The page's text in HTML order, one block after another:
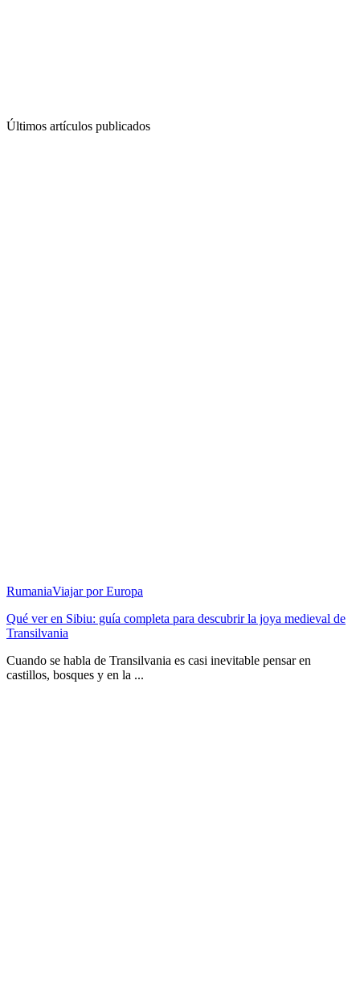
Últimos artículos publicados
RumaniaViajar por Europa
Qué ver en Sibiu: guía completa para descubrir la joya medieval de
Transilvania
Cuando se habla de Transilvania es casi inevitable pensar en
castillos, bosques y en la ...